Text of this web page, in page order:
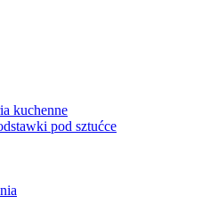
kuchenne
pod sztućce